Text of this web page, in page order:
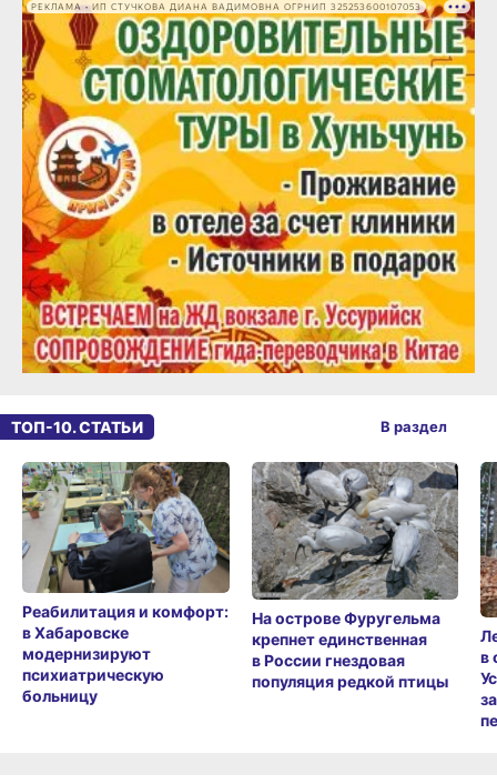
РЕКЛАМА • ИП СТУЧКОВА ДИАНА ВАДИМОВНА ОГРНИП 325253600107053
ТОП-10. СТАТЬИ
Реабилитация и комфорт:
в Хабаровске
модернизируют
психиатрическую
больницу
На острове Фуругельма
крепнет единственная
в России гнездовая
популяция редкой птицы
в
В раздел